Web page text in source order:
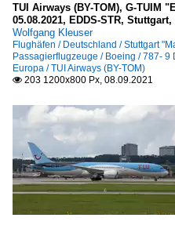
TUI Airways (BY-TOM), G-TUIM
05.08.2021, EDDS-STR,
Wolfgang Kleuser
Flughäfen / Deutschland / Stuttgart
Passagierflugzeuge / Boeing / 787- 9
Europa / TUI Airways (BY-TOM)
 203 1200x800 Px, 08.09.2021